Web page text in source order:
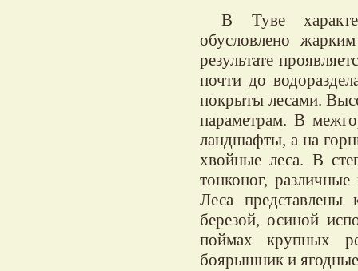
В Туве
обусловлено
результате
почти до
покрыты лесами.
параметрам. В
ландшафты, а на
хвойные леса. В
тонконог,
Леса представлены
березой, осиной
поймах крупных
боярышник и